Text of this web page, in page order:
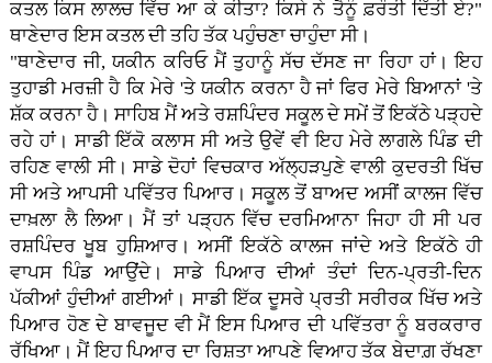
ਕਤਲ ਕਿਸ ਲਾਲਚ ਵਿੱਚ ਆ ਕੇ ਕੀਤਾ? ਕਿਸੇ ਨੇ ਤੈਨੂੰ ਫ਼ਰੌਤੀ ਦਿੱਤੀ ਏ?"
ਥਾਣੇਦਾਰ ਇਸ ਕਤਲ ਦੀ ਤਹਿ ਤੱਕ ਪਹੁੰਚਣਾ ਚਾਹੁੰਦਾ ਸੀ।
"ਥਾਣੇਦਾਰ ਜੀ, ਯਕੀਨ ਕਰਿਓ ਮੈਂ ਤੁਹਾਨੂੰ ਸੱਚ ਦੱਸਣ ਜਾ ਰਿਹਾ ਹਾਂ। ਇਹ
ਤੁਹਾਡੀ ਮਰਜ਼ੀ ਹੈ ਕਿ ਮੇਰੇ 'ਤੇ ਯਕੀਨ ਕਰਨਾ ਹੈ ਜਾਂ ਫਿਰ ਮੇਰੇ ਬਿਆਨਾਂ 'ਤੇ
ਸ਼ੱਕ ਕਰਨਾ ਹੈ। ਸਾਹਿਬ ਮੈਂ ਅਤੇ ਰਸ਼ਪਿੰਦਰ ਸਕੂਲ ਦੇ ਸਮੇਂ ਤੋਂ ਇਕੱਠੇ ਪੜ੍ਹਦੇ
ਰਹੇ ਹਾਂ। ਸਾਡੀ ਇੱਕੋ ਕਲਾਸ ਸੀ ਅਤੇ ਉਵੇਂ ਵੀ ਇਹ ਮੇਰੇ ਲਾਗਲੇ ਪਿੰਡ ਦੀ
ਰਹਿਣ ਵਾਲੀ ਸੀ। ਸਾਡੇ ਦੋਹਾਂ ਵਿਚਕਾਰ ਅੱਲ੍ਹੜਪੁਣੇ ਵਾਲੀ ਕੁਦਰਤੀ ਖਿੱਚ
ਸੀ ਅਤੇ ਆਪਸੀ ਪਵਿੱਤਰ ਪਿਆਰ। ਸਕੂਲ ਤੋਂ ਬਾਅਦ ਅਸੀਂ ਕਾਲਜ ਵਿੱਚ
ਦਾਖ਼ਲਾ ਲੈ ਲਿਆ। ਮੈਂ ਤਾਂ ਪੜ੍ਹਨ ਵਿੱਚ ਦਰਮਿਆਨਾ ਜਿਹਾ ਹੀ ਸੀ ਪਰ
ਰਸ਼ਪਿੰਦਰ ਖੂਬ ਹੁਸ਼ਿਆਰ। ਅਸੀਂ ਇਕੱਠੇ ਕਾਲਜ ਜਾਂਦੇ ਅਤੇ ਇਕੱਠੇ ਹੀ
ਵਾਪਸ ਪਿੰਡ ਆਉਂਦੇ। ਸਾਡੇ ਪਿਆਰ ਦੀਆਂ ਤੰਦਾਂ ਦਿਨ-ਪ੍ਰਤੀ-ਦਿਨ
ਪੱਕੀਆਂ ਹੁੰਦੀਆਂ ਗਈਆਂ। ਸਾਡੀ ਇੱਕ ਦੂਸਰੇ ਪ੍ਰਤੀ ਸਰੀਰਕ ਖਿੱਚ ਅਤੇ
ਪਿਆਰ ਹੋਣ ਦੇ ਬਾਵਜੂਦ ਵੀ ਮੈਂ ਇਸ ਪਿਆਰ ਦੀ ਪਵਿੱਤਰਾ ਨੂੰ ਬਰਕਰਾਰ
ਰੱਖਿਆ। ਮੈਂ ਇਹ ਪਿਆਰ ਦਾ ਰਿਸ਼ਤਾ ਆਪਣੇ ਵਿਆਹ ਤੱਕ ਬੇਦਾਗ਼ ਰੱਖਣਾ